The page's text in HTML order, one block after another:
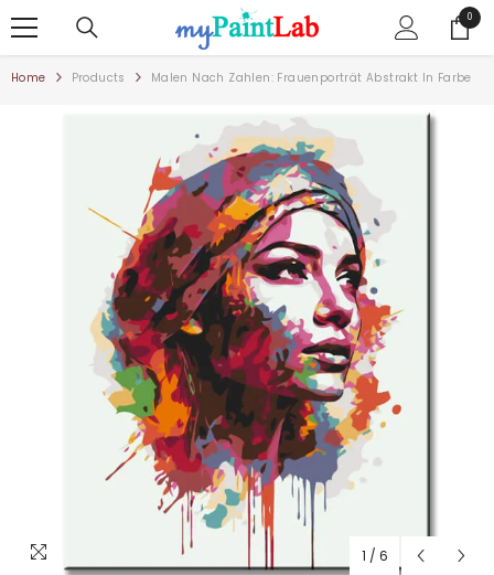
00
Artikel
Home Products Malen Nach Zahlen: Frauenporträt Abstrakt In Farbe
1 / 6